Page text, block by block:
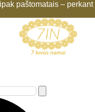
paštomatais – perkant